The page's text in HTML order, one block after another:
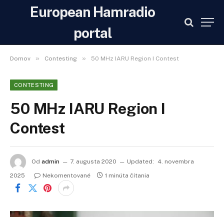
European Hamradio
portal
Domov » Contesting » 50 MHz IARU Region I Contest
CONTESTING
50 MHz IARU Region I
Contest
Od admin 7. augusta 2020 Updated:
4. novembra
2025
Nekomentované 1 minúta čítania